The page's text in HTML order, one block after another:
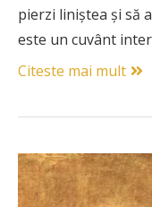
pierzi liniştea şi să
este un cuvânt
Citeste mai mult